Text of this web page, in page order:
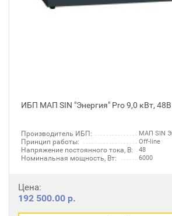
ИБП МАП SIN "Энергия" Pro 9,0 кВт, 48В
Производитель ИБП: МАП SIN
Принцип работы: Off-line
Напряжение постоянного тока, В: 48
Номинальная мощность, Вт: 6000
Цена:
192 500.00 р.